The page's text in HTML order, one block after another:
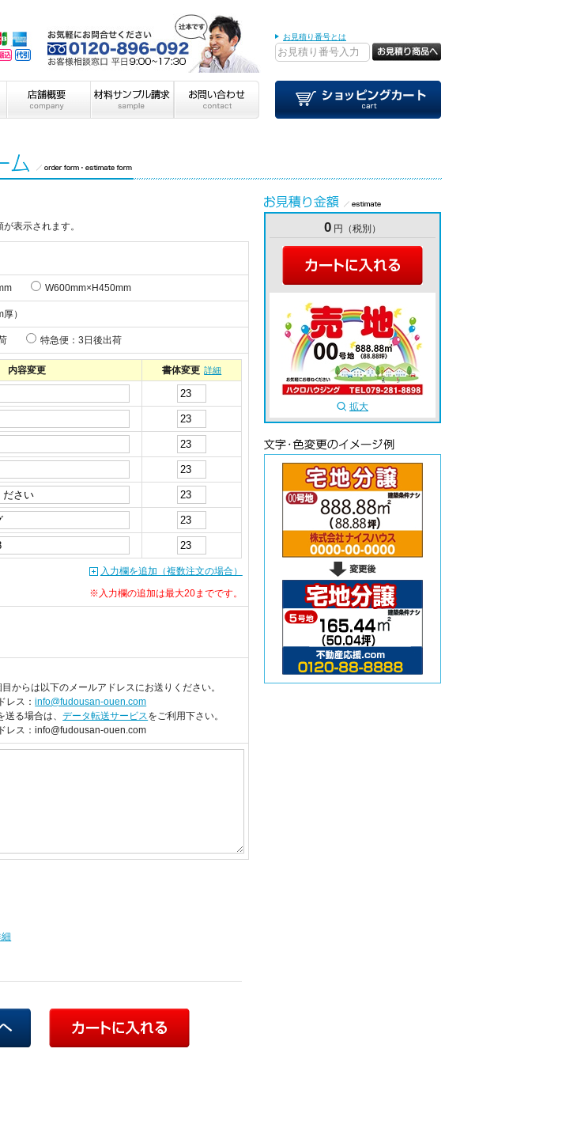
お見積り番号とは
表示されます。
W600mm×H450mm
）
特急便：3日後出荷
内容変更 書体変更 詳細
入力欄を追加（複数注文の場合）
※入力欄の追加は最大20までです。
からは以下のメールアドレスにお送りください。
レス：info@fudousan-ouen.com
送る場合は、データ転送サービスをご利用下さい。
レス：info@fudousan-ouen.com
0 円（税別）
拡大